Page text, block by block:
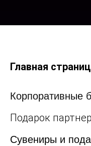
Главная
Корпоративные
Подарок
Сувениры и